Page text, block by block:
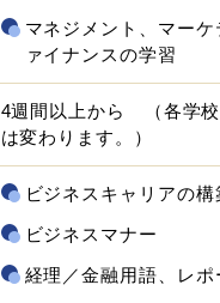
マネジメント、マーケ
ァイナンスの学習
4週間以上から （各学
は変わります。）
ビジネスキャリアの構
ビジネスマナー
経理／金融用語、レポ